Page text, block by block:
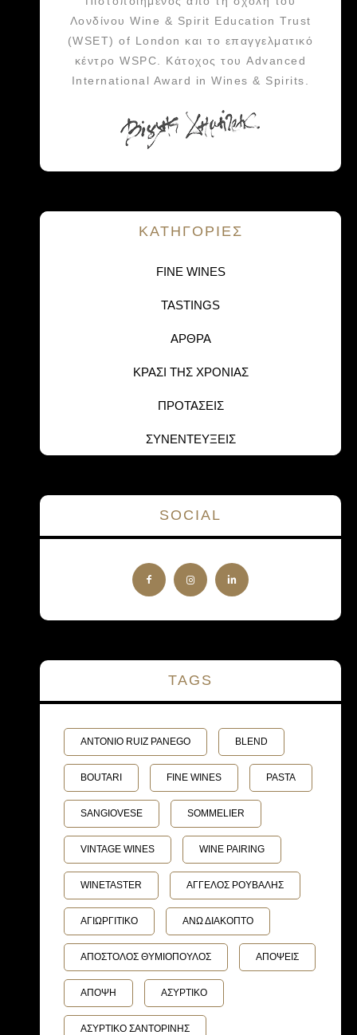
Λονδίνου Wine & Spirit Education Trust
(WSET) of London και το επαγγελματικό
κέντρο WSPC. Κάτοχος του Advanced
International Award in Wines & Spirits.
KΑΤΗΓΟΡΙΕΣ
FINE WINES
TASTINGS
ΑΡΘΡΑ
ΚΡΑΣΙ ΤΗΣ ΧΡΟΝΙΑΣ
ΠΡΟΤΑΣΕΙΣ
ΣΥΝΕΝΤΕΥΞΕΙΣ
SOCIAL
TAGS
ANTONIO RUIZ PANEGO BLEND
BOUTARI FINE WINES PASTA
SANGIOVESE SOMMELIER
VINTAGE WINES WINE PAIRING
WINETASTER ΑΓΓΕΛΟΣ ΡΟΥΒΑΛΗΣ
ΑΓΙΩΡΓΙΤΙΚΟ ΑΝΩ ΔΙΑΚΟΠΤΟ
ΑΠΟΣΤΟΛΟΣ ΘΥΜΙΟΠΟΥΛΟΣ ΑΠΟΨΕΙΣ
ΑΠΟΨΗ ΑΣΥΡΤΙΚΟ
ΑΣΥΡΤΙΚΟ ΣΑΝΤΟΡΙΝΗΣ